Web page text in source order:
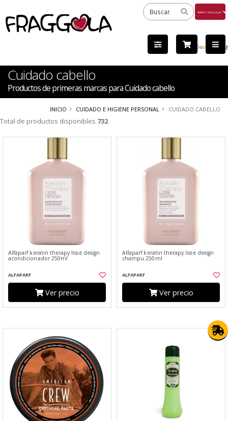
by
Cuidado cabello
Productos de primeras marcas para Cuidado cabello
INICIO CUIDADO E HIGIENE PERSONAL CUIDADO CABELLO
Total de productos disponibles 732
Alfaparf keratin therapy lisse design
acondicionador 250ml
ALFAPARF
Ver precio
Alfaparf keratin therapy lisse design
champu 250ml
ALFAPARF
Ver precio